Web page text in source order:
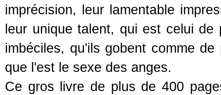
imprécision, leur lamentable
leur unique talent, qui est celui
imbéciles, qu'ils gobent comme
que l'est le sexe des anges.
Ce gros livre de plus de 400